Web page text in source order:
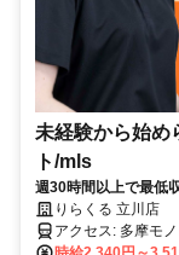
未経験から始め
ト/mls
週30時間以上で最低
トレで一生モノの技
都立川市柴崎町】
りらくる 立川店
アクセス: